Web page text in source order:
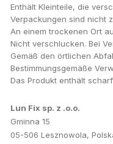
Enthält Kleinteile, die
Verpackungen sind nicht
An einem trockenen Ort
Nicht verschlucken. Bei
Gemäß den örtlichen
Bestimmungsgemäße
Das Produkt enthält
Lun Fix sp. z .o.o.
Gminna 15
05-506 Lesznowola,